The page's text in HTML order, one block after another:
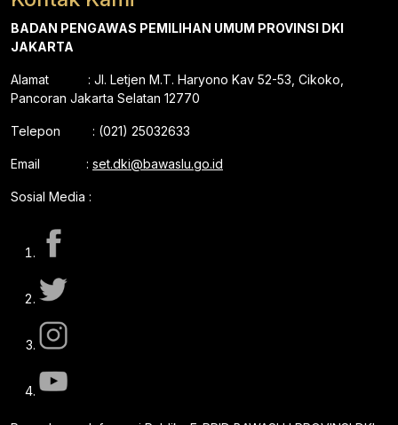
BADAN PENGAWAS PEMILIHAN UMUM PROVINSI DKI
JAKARTA
Alamat : Jl. Letjen M.T. Haryono Kav 52-53, Cikoko,
Pancoran Jakarta Selatan 12770
Telepon : (021) 25032633
Email : set.dki@bawaslu.go.id
Sosial Media :